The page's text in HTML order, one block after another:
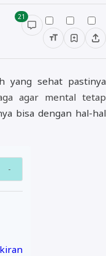
21
yang sehat pastinya
agar mental tetap
bisa dengan hal-hal